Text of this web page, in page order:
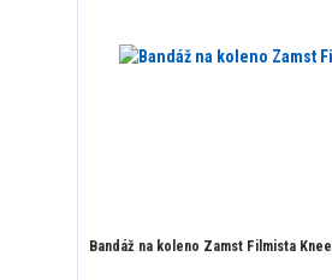
Bandáž na koleno Zamst Filmista Knee